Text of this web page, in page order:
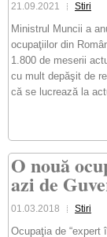
21.09.2021 Stiri
Ministrul Muncii a
ocupaţiilor din
1.800 de meserii
cu mult depăşit de
că se lucrează la
O nouă
azi de
01.03.2018 Stiri
Ocupaţia de “expert